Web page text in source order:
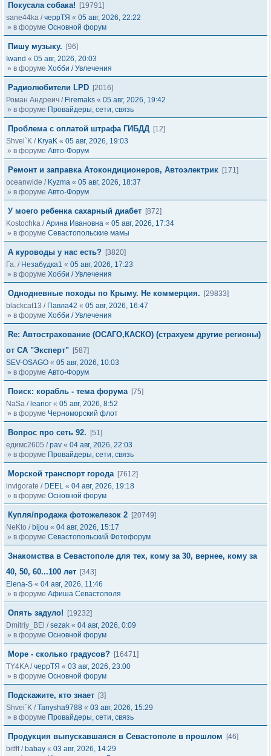
Покусала собака!
[19791]
sane44ka /черрТЯ « 05 авг, 2026, 22:22
» в форуме Основной форум
Пишу музыку.
[96]
Iwand « 05 авг, 2026, 20:03
» в форуме Хобби / Увлечения
Радиолюбители LPD [2016]
Роман Андреич / Firemaks « 05 авг, 2026, 19:42
» в форуме Провайдеры, сети, связь
Проблема с оплатой штрафа ГИБДД [12]
Shvei`K / KryaK « 05 авг, 2026, 19:03
» в форуме Авто-Форум
Ремонт и заправка Атокондиционеров, Автоэлектрик [171]
oceanwide / Kyzma « 05 авг, 2026, 18:37
» в форуме Авто-Форум
У моего ребенка сахарный диабет [872]
Kostochka /Арина Ивановна « 05 авг, 2026, 17:34
» в форуме Севастопольские мамы
А куроводы у нас есть? [3820]
Га. / Незабудка1 « 05 авг, 2026, 17:23
» в форуме Хобби / Увлечения
Однодневные походы по Крыму. Не коммерция.
[29833]
blackcat13 / Павла42 « 05 авг, 2026, 16:47
» в форуме Хобби / Увлечения
Re: Автострахование (ОСАГО,КАСКО) (страхуем другие регионы)
от СА "Эксперт" [587]
SEV-OSAGO « 05 авг, 2026, 10:03
» в форуме Авто-Форум
Поиск: корабль - тема форума [75]
NaSa / leanor « 05 авг, 2026, 8:52
» в форуме Черноморский флот
Вопрос про сеть 92.
[51]
едимс2605 /pav « 04 авг, 2026, 22:03
» в форуме Провайдеры, сети, связь
Морской транспорт города [7612]
invigorate / DEEL « 04 авг, 2026, 19:18
» в форуме Основной форум
Купля/продажа фотожелезок 2 [20749]
NeKto / bijou « 04 авг, 2026, 15:17
» в форуме Севастопольский Фотофорум
Знакомства в Севастополе для тех, кому за 30, вернее, кому за
40, 50, 60...100 лет [343]
Elena-S « 04 авг, 2026, 11:46
» в форуме Афиша Севастополя
Опять задуло!
[19232]
Dmitriy_BEl /sezak « 04 авг, 2026, 0:09
» в форуме Основной форум
Море - сколько градусов? [16471]
TY4KA/черрТЯ « 03 авг, 2026, 23:00
» в форуме Основной форум
Подскажите, кто знает [3]
Shvei`K /Tanysha9788 « 03 авг, 2026, 15:29
» в форуме Провайдеры, сети, связь
Продукция выпускавшаяся в Севастополе в прошлом
[46]
bitfff/ babay « 03 авг, 2026, 14:29